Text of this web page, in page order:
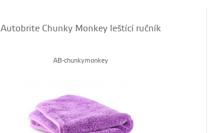
Autobrite Chunky Monkey leštící ručník
AB-chunkymonkey